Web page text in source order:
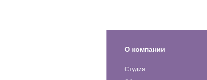
О компании
Студия